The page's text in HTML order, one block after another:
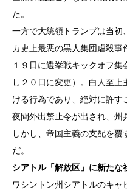
た。
一方で大統領トランプは当初
カ史上最悪の黒人集団虐殺
１９日に選挙戦キックオフ
し２０日に変更）。白人至
ける行為であり、絶対に許す
夜間外出禁止令が出され、州
しかし、帝国主義の支配を
だ。
シアトル「解放区」に新たな
ワシントン州シアトルのキャ